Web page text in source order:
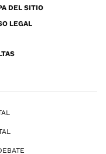
DEL SITIO
LEGAL